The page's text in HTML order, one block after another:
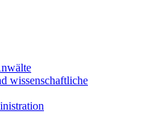
wissenschaftliche